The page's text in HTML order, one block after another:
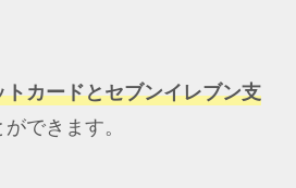
トカードとセブンイレブン支
できます。